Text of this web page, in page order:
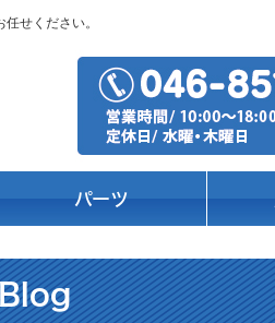
せください。
パーツ